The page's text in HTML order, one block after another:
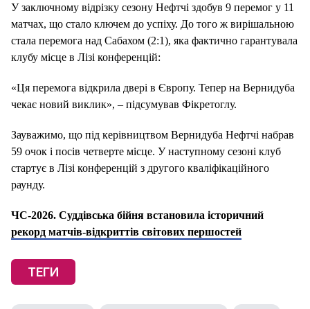
У заключному відрізку сезону Нефтчі здобув 9 перемог у 11
матчах, що стало ключем до успіху. До того ж вирішальною
стала перемога над Сабахом (2:1), яка фактично гарантувала
клубу місце в Лізі конференцій:
«Ця перемога відкрила двері в Європу. Тепер на Вернидуба
чекає новий виклик», – підсумував Фікретоглу.
Зауважимо, що під керівництвом Вернидуба Нефтчі набрав
59 очок і посів четверте місце. У наступному сезоні клуб
стартує в Лізі конференцій з другого кваліфікаційного
раунду.
ЧС-2026. Суддівська бійня встановила історичний
рекорд матчів-відкриттів світових першостей
ТЕГИ